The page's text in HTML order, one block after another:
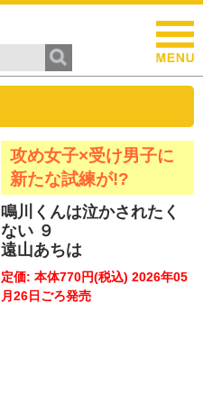
攻め女子×受け男子に
新たな試練が!?
鳴川くんは泣かされたく
ない ９
遠山あちは
定価: 本体770円(税込) 2026年05
月26日ごろ発売